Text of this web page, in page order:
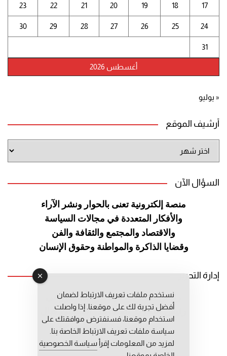
أغسطس 2026
17
18
19
20
21
22
23
24
25
26
27
28
29
30
31
« يوليو
أرشيف الموقع
الموقع
السؤال الآن
منصة إلكترونية تعنى بالحوار ونشر الآراء
والأفكار المتعددة في مجالات السياسة
والاقتصاد والمجتمع والثقافة والفن
وقضايا الذاكرة والمواطنة وحقوق الإنسان
إدارة التحرير
رئيس التحرير: عبد الرحيم التوراني
رئيس التحرير المساعد: المعطي قبال
مديرة التحرير: فاطمة حوحو
نستخدم ملفات تعريف الارتباط لضمان
أفضل تجربة لك على موقعنا. إذا واصلت
استخدام موقعنا، فسنفترض موافقتك على
سياسة ملفات تعريف الارتباط الخاصة بنا.
لمزيد من المعلومات إقرأ سياسة الخصوصية